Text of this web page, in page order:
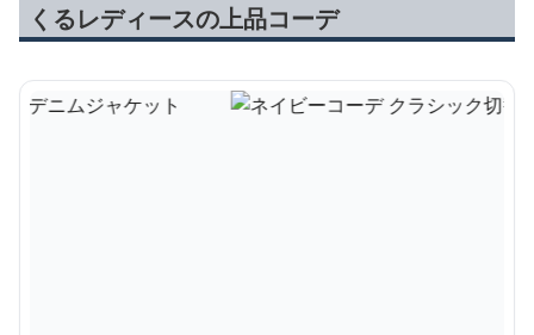
くるレディースの上品コーデ